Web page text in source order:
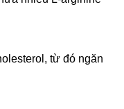
từ đó ngăn